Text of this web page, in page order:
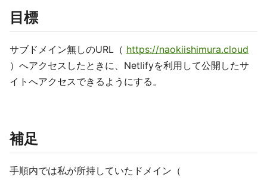
目標
サブドメイン無しのURL（ https://naokiishimura.cloud
）へアクセスしたときに、Netlifyを利用して公開したサ
イトへアクセスできるようにする。
補足
手順内では私が所持していたドメイン（